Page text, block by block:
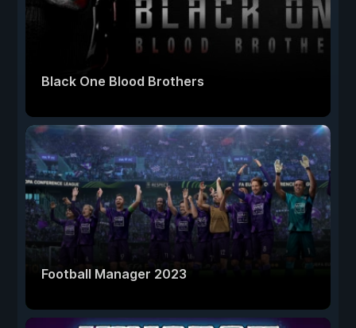
Black One Blood Brothers
Football Manager 2023